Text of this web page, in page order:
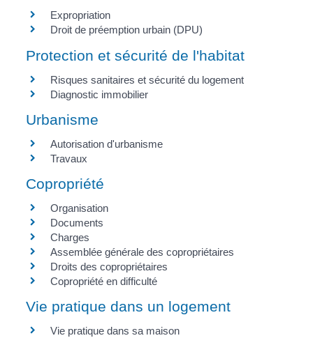
Expropriation
Droit de préemption urbain (DPU)
Protection et sécurité de l'habitat
Risques sanitaires et sécurité du logement
Diagnostic immobilier
Urbanisme
Autorisation d'urbanisme
Travaux
Copropriété
Organisation
Documents
Charges
Assemblée générale des copropriétaires
Droits des copropriétaires
Copropriété en difficulté
Vie pratique dans un logement
Vie pratique dans sa maison